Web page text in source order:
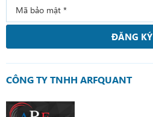
CÔNG TY TNHH ARFQUANT
ĐĂNG KÝ